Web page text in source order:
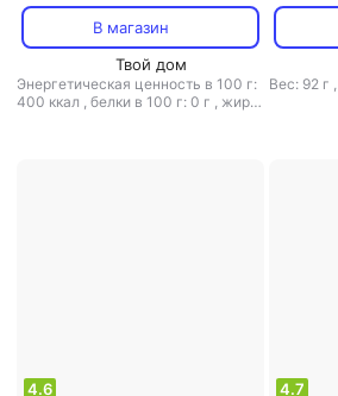
В магазин
Твой дом
Энергетическая ценность в 100 г:
400 ккал , белки в 100 г: 0 г , жиры
Вес: 92 г ,
4.6 4.7